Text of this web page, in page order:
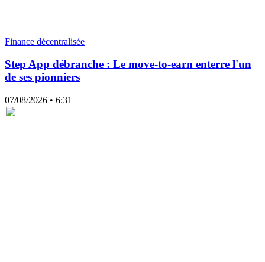
Finance décentralisée
Step App débranche : Le move-to-earn enterre l'un
de ses pionniers
07/08/2026 • 6:31